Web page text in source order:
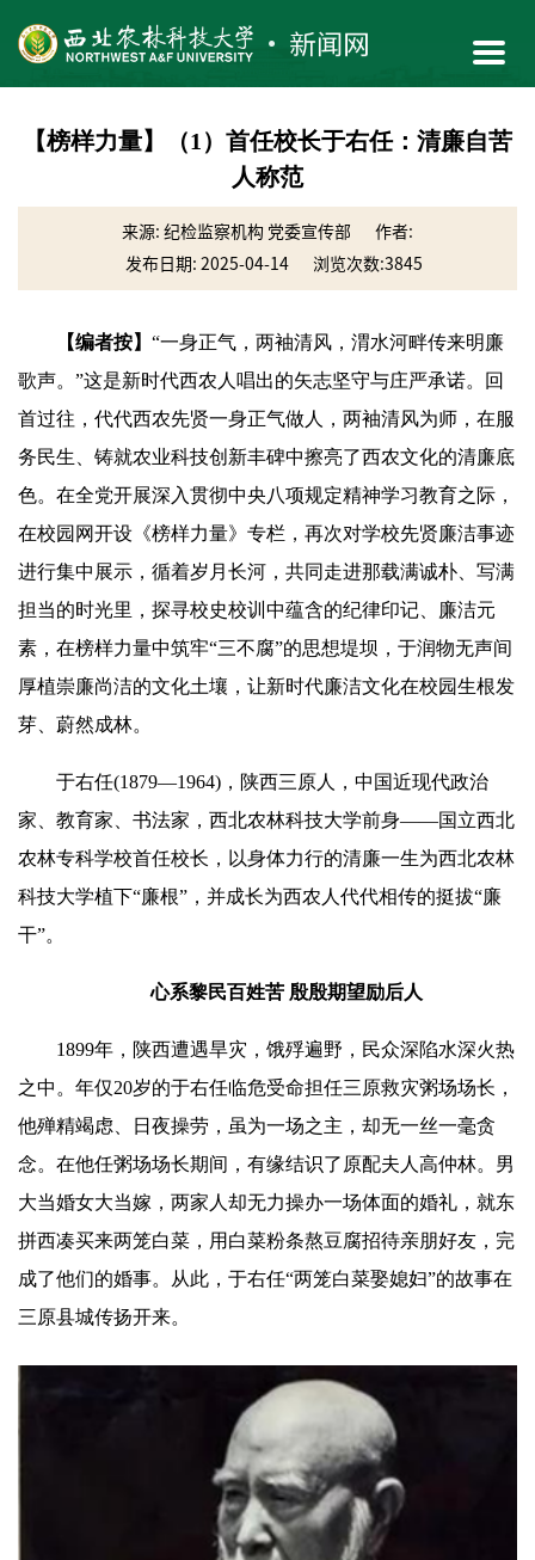
【榜样力量】（1）首任校长于右任：清廉自苦
人称范
来源: 纪检监察机构 党委宣传部
作者:
发布日期: 2025-04-14
浏览次数:3845
【编者按】 “一身正气，两袖清风，渭水河畔传来明廉
歌声。”这是新时代西农人唱出的矢志坚守与庄严承诺。回
首过往，代代西农先贤一身正气做人，两袖清风为师，在服
务民生、铸就农业科技创新丰碑中擦亮了西农文化的清廉底
色。在全党开展深入贯彻中央八项规定精神学习教育之际，
在校园网开设《榜样力量》专栏，再次对学校先贤廉洁事迹
进行集中展示，循着岁月长河，共同走进那载满诚朴、写满
担当的时光里，探寻校史校训中蕴含的纪律印记、廉洁元
素，在榜样力量中筑牢“三不腐”的思想堤坝，于润物无声间
厚植崇廉尚洁的文化土壤，让新时代廉洁文化在校园生根发
芽、蔚然成林。
于右任(1879—1964)，陕西三原人，中国近现代政治
家、教育家、书法家，西北农林科技大学前身——国立西北
农林专科学校首任校长，以身体力行的清廉一生为西北农林
科技大学植下“廉根”，并成长为西农人代代相传的挺拔“廉
干”。
心系黎民百姓苦 殷殷期望励后人
1899年，陕西遭遇旱灾，饿殍遍野，民众深陷水深火热
之中。年仅20岁的于右任临危受命担任三原救灾粥场场长，
他殚精竭虑、日夜操劳，虽为一场之主，却无一丝一毫贪
念。在他任粥场场长期间，有缘结识了原配夫人高仲林。男
大当婚女大当嫁，两家人却无力操办一场体面的婚礼，就东
拼西凑买来两笼白菜，用白菜粉条熬豆腐招待亲朋好友，完
成了他们的婚事。从此，于右任“两笼白菜娶媳妇”的故事在
三原县城传扬开来。